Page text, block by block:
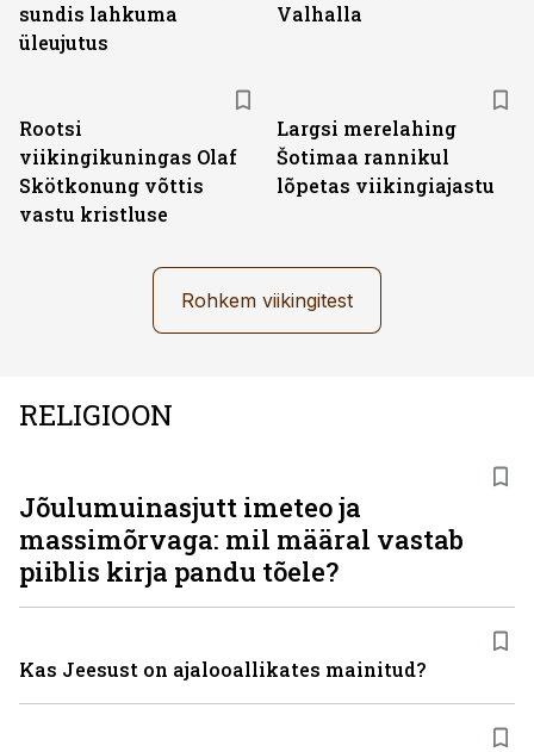
sundis lahkuma
üleujutus
Valhalla
Rootsi
viikingikuningas Olaf
Skötkonung võttis
vastu kristluse
Largsi merelahing
Šotimaa rannikul
lõpetas viikingiajastu
Rohkem viikingitest
RELIGIOON
Jõulumuinasjutt imeteo ja
massimõrvaga: mil määral vastab
piiblis kirja pandu tõele?
Kas Jeesust on ajalooallikates mainitud?